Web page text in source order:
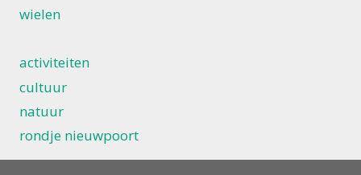
wielen
activiteiten
cultuur
natuur
rondje nieuwpoort